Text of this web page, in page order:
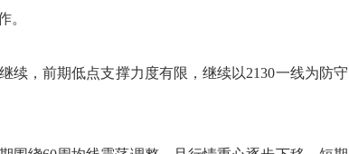
。
，前期低点支撑力度有限，继续以2130一线为防守